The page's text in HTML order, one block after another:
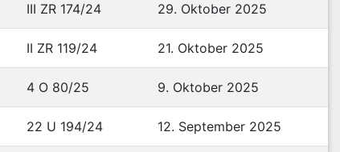
III ZR 174/24 29. Oktober 2025
II ZR 119/24 21. Oktober 2025
4 O 80/25 9. Oktober 2025
22 U 194/24 12. September 2025